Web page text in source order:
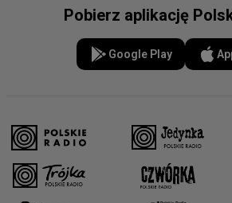
Pobierz aplikację
Google Play